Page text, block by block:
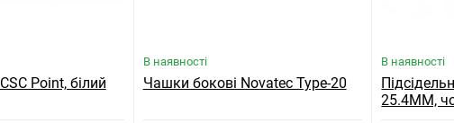
Point, білий
В наявності
Чашки бокові Novatec Type-20
В наявності
25.4MM,